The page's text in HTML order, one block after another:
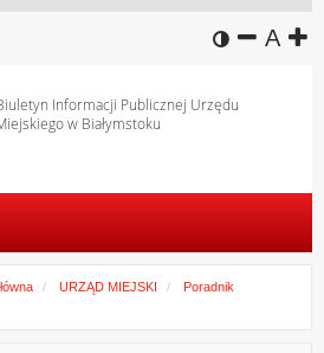
wersja
A
Informacji Publicznej Urzędu
w Białymstoku
URZĄD MIEJSKI
Poradnik